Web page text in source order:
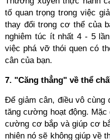
tố quan trọng trong việc
thay đổi trong cơ thể của
nghiêm túc ít nhất 4 - 5
việc phá vỡ thói quen có
cân của bạn.
7. "Căng thẳng" về thể
Để giảm cân, điều vô cùng
tăng cường hoạt động.
cường cơ bắp và giúp cơ
nhiên nó sẽ không giúp về